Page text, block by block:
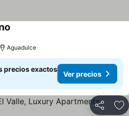
Aguadulce
precios exactos
Ver precios
Compartir